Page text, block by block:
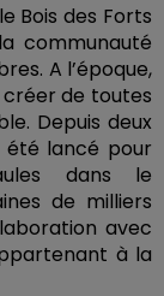
Bois des Forts
communauté
A l’époque,
créer de toutes
Depuis deux
été lancé pour
dans le
de milliers
avec
à la